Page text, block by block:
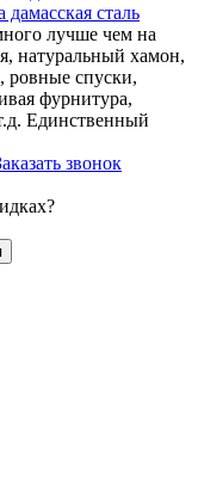
сталь
лучше чем на
натуральный хамон,
ровные спуски,
фурнитура,
Единственный
звонок